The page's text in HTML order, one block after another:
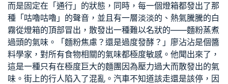
而是固定在「通行」的狀態，同時，每一個燈箱都發出了那
種「咕嚕咕嚕」的聲音，並且有一層淡淡的、熱氣騰騰的白
霧從燈箱的頂部冒出，散發出一種難以名狀的——麵粉蒸煮
過頭的氣味。「麵粉焦慮？還是過度發酵？」廖沾沾是個醬
料學家，對所有食物相關的氣味都極度敏感。他聞出來了，
這是一種只有在極度巨大的麵團因為壓力過大而散發出的氣
味。街上的行人陷入了混亂。汽車不知道該走還是該停，因